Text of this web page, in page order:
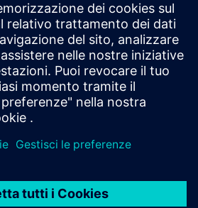
di un comportamento